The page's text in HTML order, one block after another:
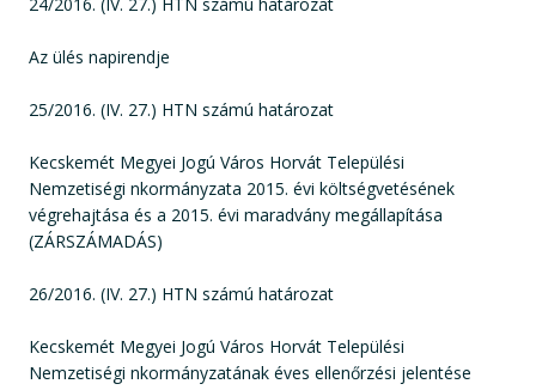
Az ülés napirendje
25/2016. (IV. 27.) HTN számú határozat
Kecskemét Megyei Jogú Város Horvát Települési
Nemzetiségi nkormányzata 2015. évi költségvetésének
végrehajtása és a 2015. évi maradvány megállapítása
(ZÁRSZÁMADÁS)
26/2016. (IV. 27.) HTN számú határozat
Kecskemét Megyei Jogú Város Horvát Települési
Nemzetiségi nkormányzatának éves ellenőrzési jelentése